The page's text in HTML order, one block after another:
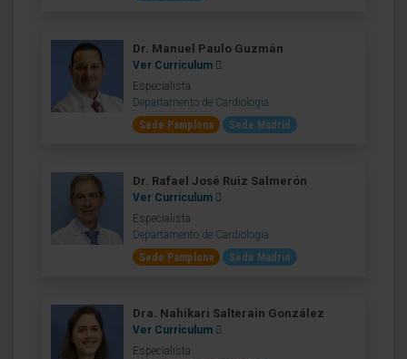
Dr. Manuel Paulo Guzmán
Ver Curriculum
Especialista
Departamento de Cardiología
Sede Pamplona
Sede Madrid
Dr. Rafael José Ruiz Salmerón
Ver Curriculum
Especialista
Departamento de Cardiología
Sede Pamplona
Sede Madrid
Dra. Nahikari Salterain González
Ver Curriculum
Especialista